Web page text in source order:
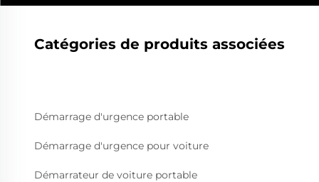
Catégories de produits associées
Démarrage d'urgence portable
Démarrage d'urgence pour voiture
Démarrateur de voiture portable